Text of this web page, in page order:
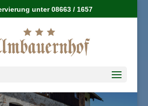
unter 08663 / 1657